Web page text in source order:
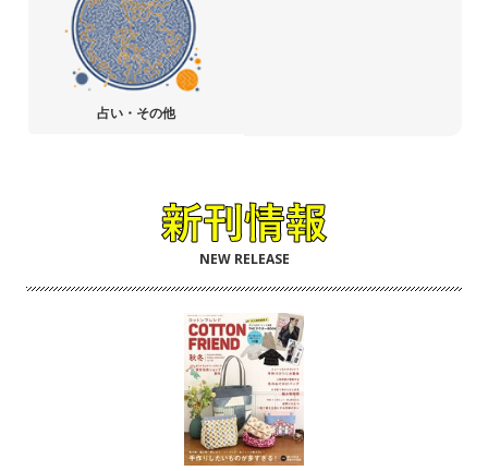
占い・その他
NEW RELEASE